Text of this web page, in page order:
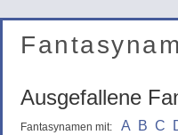
Ausgefallene
Fantasynamen mit: A B C